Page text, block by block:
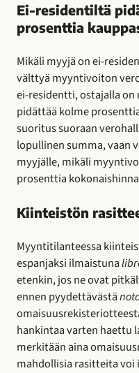
Ei-residentiltä
prosenttia
Mikäli myyjä on ei-
välttyä myyntivoiton
ei-residentti, ostajalla
pidättää kolme
suoritus suoraan
lopullinen summa, vaan
myyjälle, mikäli
prosenttia
Kiinteistön
Myyntitilanteessa
espanjaksi ilmaistuna
etenkin, jos ne ovat
ennen pyydettävästä
hankintaa varten haettu
merkitään aina
mahdollisia rasitteita voi